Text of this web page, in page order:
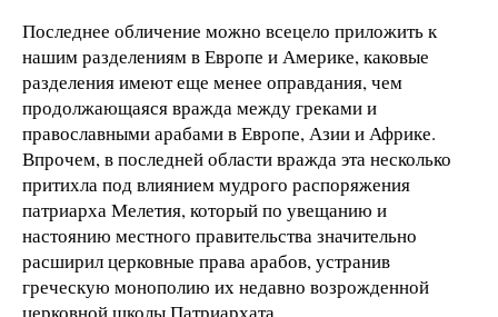
Последнее обличение можно всецело приложить к
нашим разделениям в Европе и Америке, каковые
разделения имеют еще менее оправдания, чем
продолжающаяся вражда между греками и
православными арабами в Европе, Азии и Африке.
Впрочем, в последней области вражда эта несколько
притихла под влиянием мудрого распоряжения
патриарха Мелетия, который по увещанию и
настоянию местного правительства значительно
расширил церковные права арабов, устранив
греческую монополию их недавно возрожденной
церковной школы Патриархата.